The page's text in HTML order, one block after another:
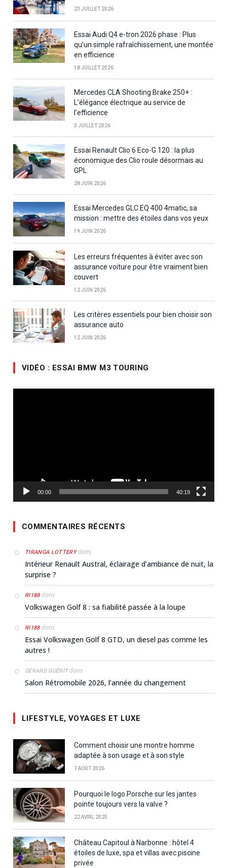
23 JUILLET 2026
Essai Audi Q4 e-tron 2026 phase : Plus
qu’un simple rafraîchissement, une montée
en efficience
18 JUILLET 2026
Mercedes CLA Shooting Brake 250+ :
L’élégance électrique au service de
l’efficience
3 JUILLET 2026
Essai Renault Clio 6 Eco-G 120 : la plus
économique des Clio roule désormais au
GPL
28 JUIN 2026
Essai Mercedes GLC EQ 400 4matic, sa
mission : mettre des étoiles dans vos yeux
19 JUIN 2026
Les erreurs fréquentes à éviter avec son
assurance voiture pour être vraiment bien
couvert
12 JUIN 2026
Les critères essentiels pour bien choisir son
assurance auto
12 JUIN 2026
VIDÉO : ESSAI BMW M3 TOURING
00:00 40:19
COMMENTAIRES RÉCENTS
TIRANGA LOTTERYdans
Intérieur Renault Austral, éclairage d’ambiance de nuit, la
surprise ?
RI188dans
Volkswagen Golf 8 : sa fiabilité passée à la loupe
RI188dans
Essai Volkswagen Golf 8 GTD, un diesel pas comme les
autres !
GÉRARD GUÉRITdans
Salon Rétromobile 2026, l’année du changement
LIFESTYLE, VOYAGES ET LUXE
Comment choisir une montre homme
adaptée à son usage et à son style
7 AOÛT 2026
Pourquoi le logo Porsche sur les jantes
pointe toujours vers la valve ?
22 AVRIL 2025
Château Capitoul à Narbonne : hôtel 4
étoiles de luxe, spa et villas avec piscine
privée